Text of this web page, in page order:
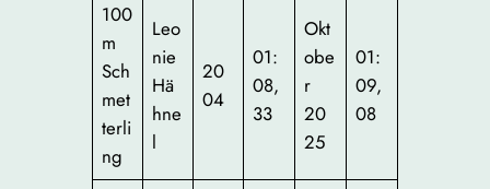
100
m
Sch
met
terli
ng
Leo
nie
Hä
hne
l
20
04
01:
08,
33
Okt
obe
r
20
25
01:
09,
08